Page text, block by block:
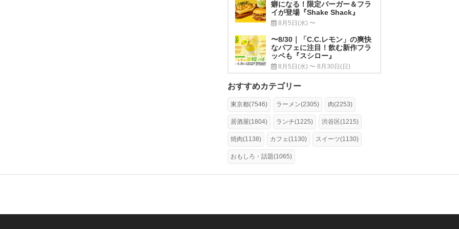
癖になる！限定バーガー＆フラ
イが登場『Shake Shack』
8月5日(水) 〜
〜8/30｜「C.C.レモン」の爽快
なパフェに注目！飲む新作フラ
ッペも『スシロー』
8月5日(水) 〜 8月30日(日)
おすすめカテゴリー
東京都(7546) ラーメン(2305) 肉(2253)
居酒屋(1804) ランチ(1225) 渋谷区(1215)
焼肉(1138) カフェ(1130) スイーツ(1130)
おもしろ・話題(1065)